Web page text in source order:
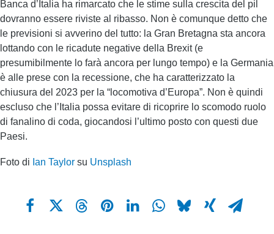
Banca d’Italia ha rimarcato che le stime sulla crescita del pil
dovranno essere riviste al ribasso. Non è comunque detto che
le previsioni si avverino del tutto: la Gran Bretagna sta ancora
lottando con le ricadute negative della Brexit (e
presumibilmente lo farà ancora per lungo tempo) e la Germania
è alle prese con la recessione, che ha caratterizzato la
chiusura del 2023 per la “locomotiva d’Europa”. Non è quindi
escluso che l’Italia possa evitare di ricoprire lo scomodo ruolo
di fanalino di coda, giocandosi l’ultimo posto con questi due
Paesi.
Foto di Ian Taylor su Unsplash